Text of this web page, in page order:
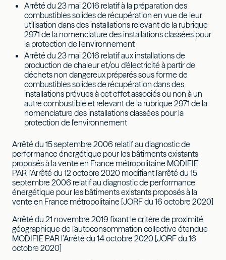
Arrêté du 23 mai 2016 relatif à la préparation des
combustibles solides de récupération en vue de leur
utilisation dans des installations relevant de la rubrique
2971 de la nomenclature des installations classées pour
la protection de l’environnement
Arrêté du 23 mai 2016 relatif aux installations de
production de chaleur et/ou d'électricité à partir de
déchets non dangereux préparés sous forme de
combustibles solides de récupération dans des
installations prévues à cet effet associés ou non à un
autre combustible et relevant de la rubrique 2971 de la
nomenclature des installations classées pour la
protection de l'environnement
Arrêté du 15 septembre 2006 relatif au diagnostic de
performance énergétique pour les bâtiments existants
proposés à la vente en France métropolitaine MODIFIE
PAR l’Arrêté du 12 octobre 2020 modifiant l'arrêté du 15
septembre 2006 relatif au diagnostic de performance
énergétique pour les bâtiments existants proposés à la
vente en France métropolitaine [JORF du 16 octobre 2020]
Arrêté du 21 novembre 2019 fixant le critère de proximité
géographique de l'autoconsommation collective étendue
MODIFIE PAR l’Arrêté du 14 octobre 2020 [JORF du 16
octobre 2020]